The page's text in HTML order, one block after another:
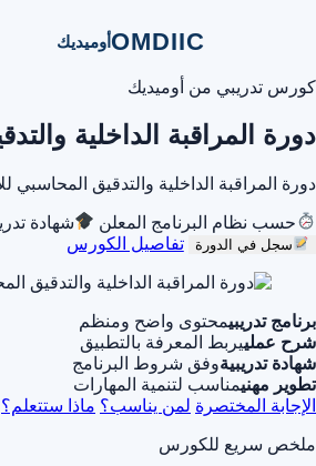
OMDIICأوميديك
كورس تدريبي من أوميديك
دورة المراقبة الداخلية
دورة المراقبة الداخلية والتدقيق
حسب نظام البرنامج المعلن شهادة
سجل في الدورة تفاصيل الكورس
برنامج تدريبيمحتوى واضح ومنظم
شرح عملييربط المعرفة بالتطبيق
شهادة تدريبيةوفق شروط البرنامج
تطوير مهنيمناسب لتنمية المهارات
الإجابة المختصرة لمن يناسب؟ ماذا ستتعلم؟
ملخص سريع للكورس